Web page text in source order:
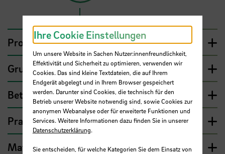
Programmierung 1
Grundlagen der Informatik I
Betriebssysteme
Praktikum Hardware
Mathematik I
Ihre Cookie Einstellungen
Um unsere Website in Sachen Nutzer:innenfreundlichkeit,
Effektivität und Sicherheit zu optimieren, verwenden wir
Cookies. Das sind kleine Textdateien, die auf Ihrem
Endgerät abgelegt und in Ihrem Browser gespeichert
werden. Darunter sind Cookies, die technisch für den
Betrieb unserer Website notwendig sind, sowie Cookies zur
anonymen Webanalyse oder für erweiterte Funktionen und
Services. Weitere Informationen dazu finden Sie in unserer
Datenschutzerklärung.
Sie entscheiden, für welche Kategorien Sie dem Einsatz von